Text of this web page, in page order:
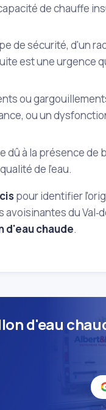
de chauffe
de sécurité, d'un
est une urgence
ou
ou un
dû à la présence de
de l'eau.
pour identifier
du
d'eau chaude.
d'eau